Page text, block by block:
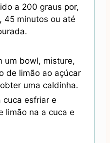
a 200 graus por,
45 minutos ou até
um bowl, misture,
de limão ao açúcar
uma caldinha.
cuca esfriar e
limão na a cuca e